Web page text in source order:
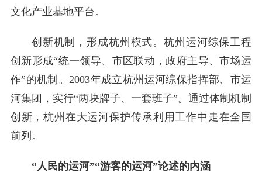
文化产业基地平台。
创新机制，形成杭州模式。杭州运河综保工程
创新形成“统一领导、市区联动，政府主导、市场运
作”的机制。2003年成立杭州运河综保指挥部、市运
河集团，实行“两块牌子、一套班子”。通过体制机制
创新，杭州在大运河保护传承利用工作中走在全国
前列。
“人民的运河”“游客的运河”论述的内涵